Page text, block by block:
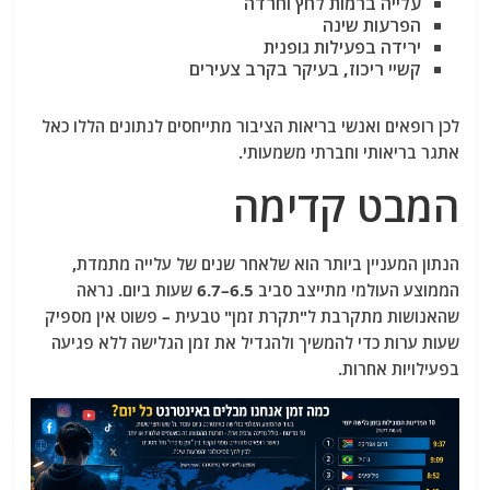
הפרעות שינה
ירידה בפעילות גופנית
קשיי ריכוז, בעיקר בקרב צעירים
לכן רופאים ואנשי בריאות הציבור מתייחסים לנתונים הללו כאל
אתגר בריאותי וחברתי משמעותי.
המבט קדימה
הנתון המעניין ביותר הוא שלאחר שנים של עלייה מתמדת,
הממוצע העולמי מתייצב סביב 6.5–6.7 שעות ביום. נראה
שהאנושות מתקרבת ל"תקרת זמן" טבעית – פשוט אין מספיק
שעות ערות כדי להמשיך ולהגדיל את זמן הגלישה ללא פגיעה
בפעילויות אחרות.